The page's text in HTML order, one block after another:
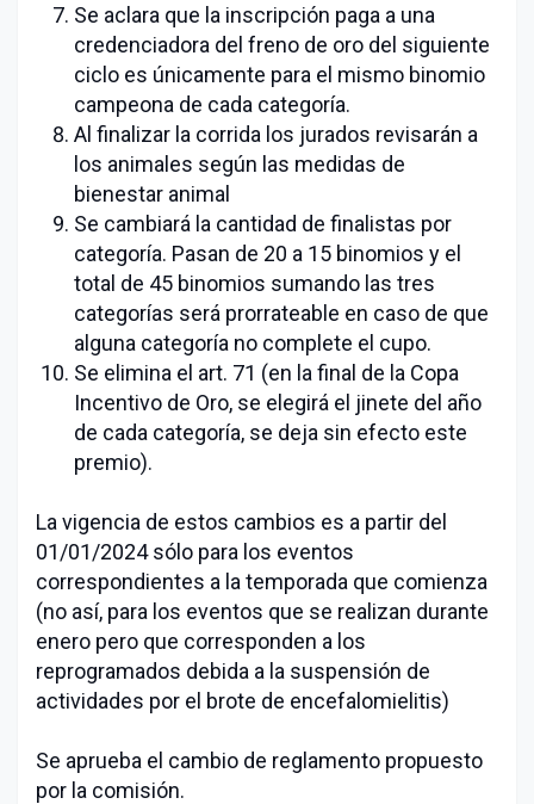
Se aclara que la inscripción paga a una
credenciadora del freno de oro del siguiente
ciclo es únicamente para el mismo binomio
campeona de cada categoría.
Al finalizar la corrida los jurados revisarán a
los animales según las medidas de
bienestar animal
Se cambiará la cantidad de finalistas por
categoría. Pasan de 20 a 15 binomios y el
total de 45 binomios sumando las tres
categorías será prorrateable en caso de que
alguna categoría no complete el cupo.
Se elimina el art. 71 (en la final de la Copa
Incentivo de Oro, se elegirá el jinete del año
de cada categoría, se deja sin efecto este
premio).
La vigencia de estos cambios es a partir del
01/01/2024 sólo para los eventos
correspondientes a la temporada que comienza
(no así, para los eventos que se realizan durante
enero pero que corresponden a los
reprogramados debida a la suspensión de
actividades por el brote de encefalomielitis)
Se aprueba el cambio de reglamento propuesto
por la comisión.